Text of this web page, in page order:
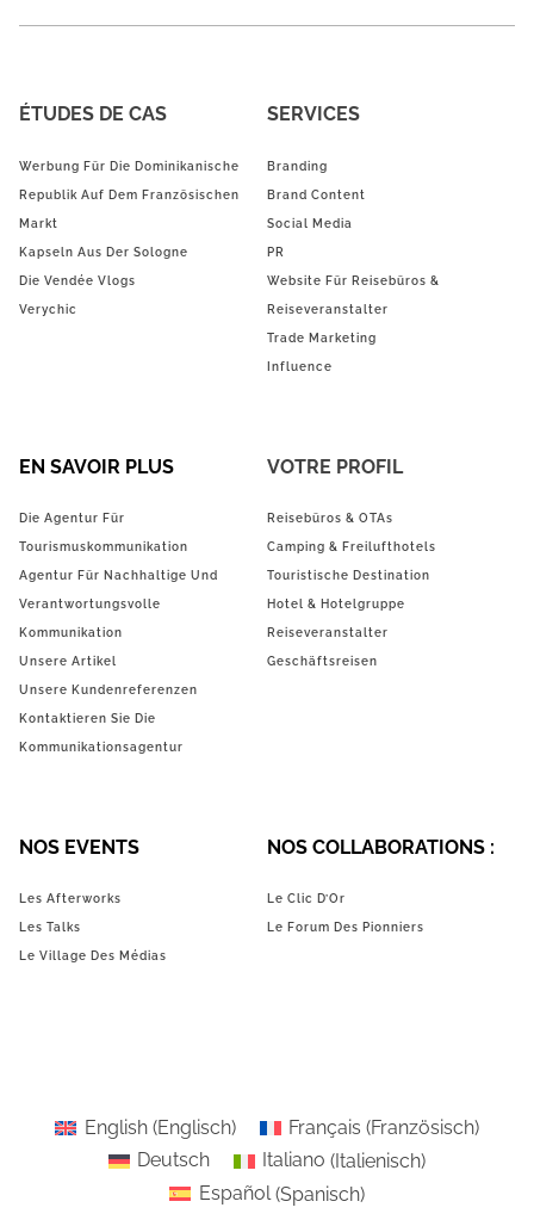
ÉTUDES DE CAS
Werbung Für Die Dominikanische
Republik Auf Dem Französischen
Markt
Kapseln Aus Der Sologne
Die Vendée Vlogs
Verychic
SERVICES
Branding
Brand Content
Social Media
PR
Website Für Reisebüros &
Reiseveranstalter
Trade Marketing
Influence
EN SAVOIR PLUS
Die Agentur Für
Tourismuskommunikation
Agentur Für Nachhaltige Und
Verantwortungsvolle
Kommunikation
Unsere Artikel
Unsere Kundenreferenzen
Kontaktieren Sie Die
Kommunikationsagentur
VOTRE PROFIL
Reisebüros & OTAs
Camping & Freilufthotels
Touristische Destination
Hotel & Hotelgruppe
Reiseveranstalter
Geschäftsreisen
NOS EVENTS
Les Afterworks
Les Talks
Le Village Des Médias
NOS COLLABORATIONS :
Le Clic D’Or
Le Forum Des Pionniers
English(Englisch) Français (Französisch)
Deutsch
Italiano (Italienisch)
Español(Spanisch)